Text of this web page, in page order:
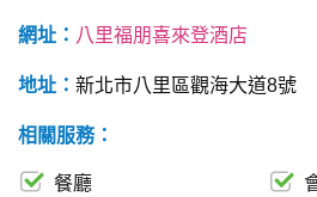
網址： 八里福朋喜來登酒店
地址： 新北市八里區觀海大道8號
相關服務：
餐廳